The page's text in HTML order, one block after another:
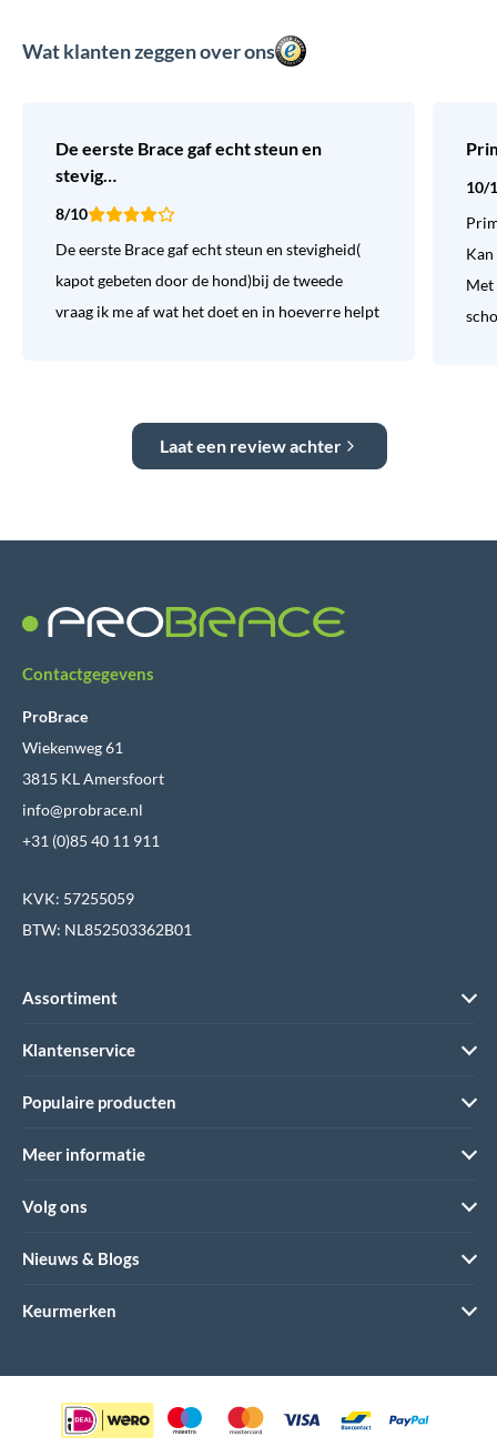
Wat klanten zeggen over ons
De eerste Brace gaf echt steun en
stevig…
8/10
De eerste Brace gaf echt steun en stevigheid(
kapot gebeten door de hond)bij de tweede
vraag ik me af wat het doet en in hoeverre helpt
10/
Met
Laat een review achter
Contactgegevens
ProBrace
Wiekenweg 61
3815 KL Amersfoort
info@probrace.nl
+31 (0)85 40 11 911
KVK: 57255059
BTW: NL852503362B01
Assortiment
Klantenservice
Populaire producten
Meer informatie
Volg ons
Nieuws & Blogs
Keurmerken